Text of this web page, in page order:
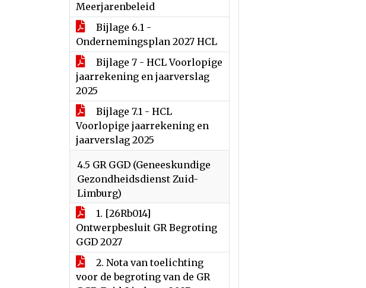
Meerjarenbeleid
Bijlage 6.1 -
Ondernemingsplan 2027 HCL
Bijlage 7 - HCL Voorlopige
jaarrekening en jaarverslag
2025
Bijlage 7.1 - HCL
Voorlopige jaarrekening en
jaarverslag 2025
4.5 GR GGD (Geneeskundige
Gezondheidsdienst Zuid-
Limburg)
1. [26Rb014]
Ontwerpbesluit GR Begroting
GGD 2027
2. Nota van toelichting
voor de begroting van de GR